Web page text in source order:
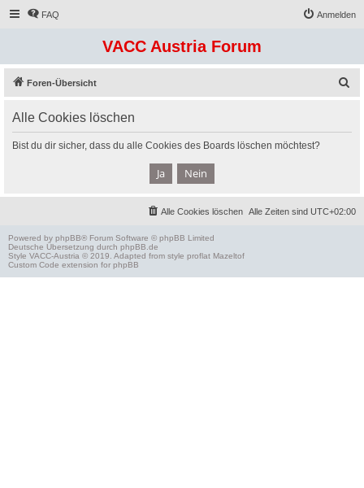
FAQ Anmelden
VACC Austria Forum
Foren-Übersicht
Alle Cookies löschen
Bist du dir sicher, dass du alle Cookies des Boards löschen möchtest?
Alle Zeiten sind UTC+02:00
Alle Cookies löschen
Powered by phpBB® Forum Software © phpBB Limited
Deutsche Übersetzung durch phpBB.de
Style VACC-Austria © 2019. Adapted from style proflat Mazeltof
Custom Code extension for phpBB